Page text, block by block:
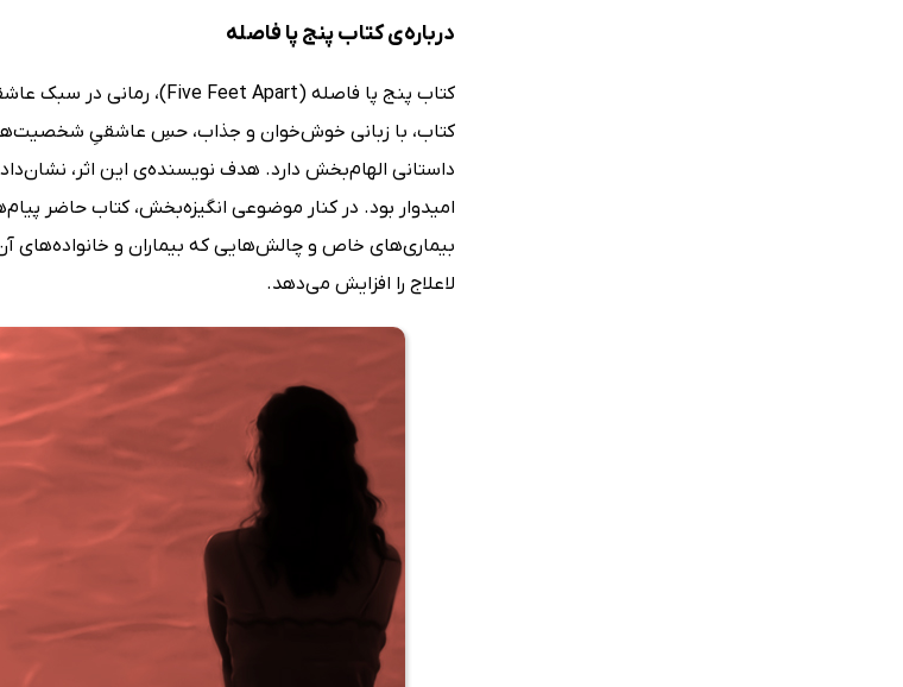
درباره‌ی کتاب پنج پا فاصله
کتاب، با زبانی خوش‌خوان و جذاب، حسِ عاشقیِ شخصیت‌های
داستانی الهام‌بخش دارد. هدف نویسنده‌ی این اثر،
امیدوار بود. در کنار موضوعی انگیزه‌بخش، کتاب حاضر
بیماری‌های خاص و چالش‌هایی که بیماران و خانواده‌های
لاعلاج را افزایش می‌دهد.